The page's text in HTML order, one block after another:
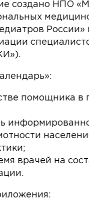
создано НПО
России»
помощника в
врачей на